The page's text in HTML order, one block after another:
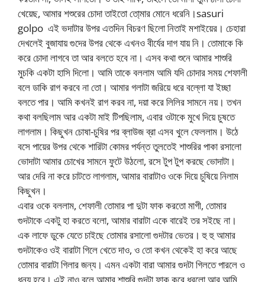
খেয়েছ, আমার শশুরের চোদা তাইতো তো্মার মোনে ধরেনি।sasuri
golpo এই ভদাটার উপর এতদিন বিচরণ ছিলো নিতাই মশাইয়ের। চেহারা
দেখলেই বুজাযায় গুদের উপর থেকে এখনও বীর্যের দাগ যায় নি। তোমাকে কি
করে চোদা লাগবে তা আর বলতে হবে না। এসব কথা শুনে আমার শাশুরি
মুচকি একটা হাসি দিলো। আমি তাকে বললাম আমি যদি চোদার সময় শেফালী
বলে ডাকি রাগ করবে না তো। আমার গলাটা জরিয়ে ধরে বল্লো যা ইচ্ছা
বলতে পার। আমি কখনই রাগ করব না, দয়া করে লিলির সামনে নয়। তখন
কথা বলছিলাম আর একটা মাই টিপছিলাম, এবার ওটাকে মুখে দিয়ে চুষতে
লাগলাম। কিছুখন চোষা-চুষির পর ব্লাউজ ব্রা এসব খুলে ফেললাম। উঠে
বসে পায়ের উপর থেকে শারিটা কোমর পর্যন্ত তুলতেই শাশুরির পাকা রসালো
ভোদাটা আমার চোখের সামনে ফুটে উঠলো, রসে টুপ টুপ করছে ভোদাটা।
আর দেরি না করে চাটতে লাগলাম, আমার বারাটাও ওকে দিয়ে চুষিয়ে নিলাম
কিছুখন।
এবার ওকে বললাম, শেফালী তোমার পা দুটা ফাক করতো মাগী, তোমার
গুদটাকে একটু হা করতে বলো, আমার বারাটা একে বারেই তর সইছে না।
এক লাফে ডুকে যেতে চাইছে তোমার রসালো গুদটার ভেতর। হু হু আমার
গুদটাকেও ওই বারাটা গিলে খেতে দাও, ও তো কখন থেকেই হা করে আছে
তোমার বারাটা গিলার জন্য। এমন একটা বারা আমার গুদটা গিলতে পারলে ও
ধন্য হবে। এই নাও বলে আমার শাশুরি গুদটা ফাক করে ধরলো আর আমি